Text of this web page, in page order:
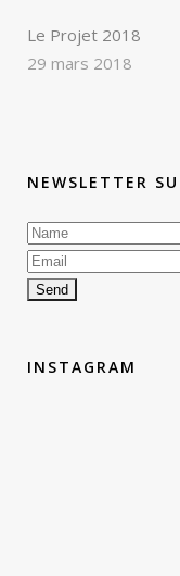
Le Projet 2018
29 mars 2018
NEWSLETTER
INSTAGRAM